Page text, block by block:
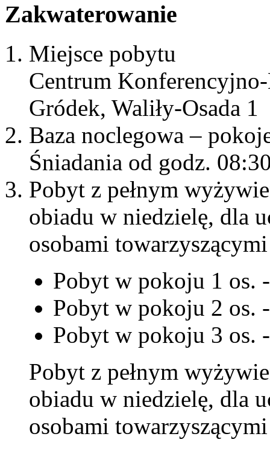
Zakwaterowanie
Miejsce pobytu
Centrum
Gródek, Waliły-Osada 1
Baza noclegowa –
Śniadania od godz.
Pobyt z pełnym
obiadu w niedzielę, dla
osobami towarzyszącymi
Pobyt w pokoju 1 os.
Pobyt w pokoju 2 os.
Pobyt w pokoju 3 os.
Pobyt z pełnym
obiadu w niedzielę, dla
osobami towarzyszącymi